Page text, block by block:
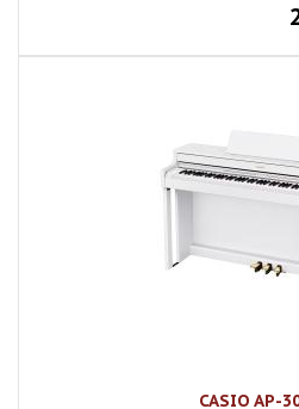
CASIO AP-